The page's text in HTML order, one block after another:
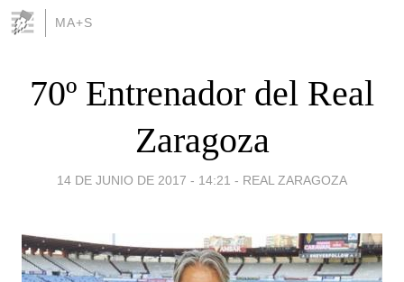
MA+S
70º Entrenador del Real
Zaragoza
14 DE JUNIO DE 2017 - 14:21 - REAL ZARAGOZA